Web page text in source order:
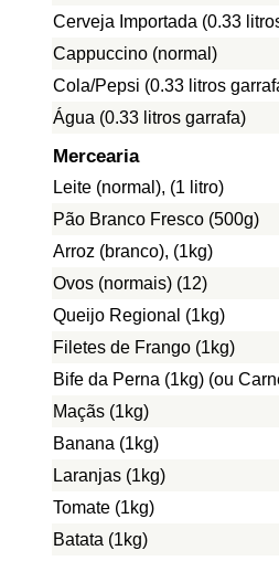
Cerveja Importada (0.33
Cappuccino (normal)
Cola/Pepsi (0.33 litros
Água (0.33 litros garrafa)
Mercearia
Leite (normal), (1 litro)
Pão Branco Fresco (500g)
Arroz (branco), (1kg)
Ovos (normais) (12)
Queijo Regional (1kg)
Filetes de Frango (1kg)
Bife da Perna (1kg) (ou
Maçãs (1kg)
Banana (1kg)
Laranjas (1kg)
Tomate (1kg)
Batata (1kg)